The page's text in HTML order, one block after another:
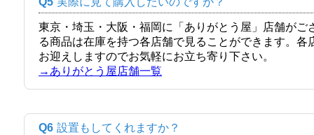
東京・埼玉・大阪・福岡に「ありがとう屋」店舗が
る商品は在庫を持つ各店舗で見ることができます。
お迎えしますのでお気軽にお立ち寄り下さい。
→ありがとう屋店舗一覧
Q6 設置もしてくれますか？